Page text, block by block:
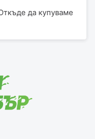
да купуваме